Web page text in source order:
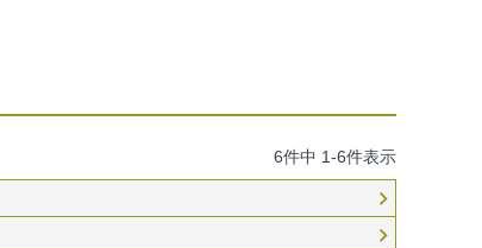
6件中 1-6件表示